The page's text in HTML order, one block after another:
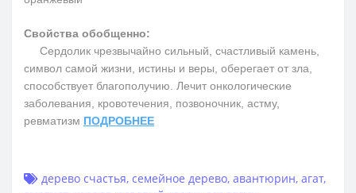
Свойства обобщенно:
Сердолик чрезвычайно сильный, счастливый камень,
символ самой жизни, истины и веры, оберегает от зла,
способствует благополучию. Лечит онкологические
заболевания, кровотечения, позвоночник, астму,
ревматизм ПОДРОБНЕЕ
дерево счастья, семейное дерево, авантюрин, агат,